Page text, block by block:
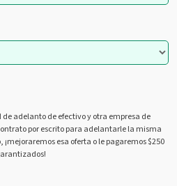
de adelanto de efectivo y otra empresa de
por escrito para adelantarle la misma
esa oferta o le pagaremos $250